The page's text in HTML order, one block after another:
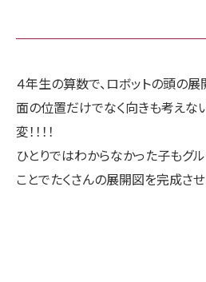
４年生の算数で、ロボットの頭の展
面の位置だけでなく向きも考えな
変！！！！
ひとりではわからなかった子もグ
ことでたくさんの展開図を完成さ